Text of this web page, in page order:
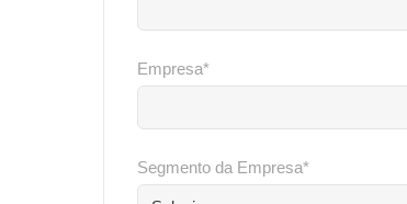
Empresa*
Segmento da Empresa*